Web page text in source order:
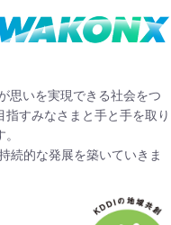
思いを実現できる社会をつ
すみなさまと手と手を取り
続的な発展を築いていきま